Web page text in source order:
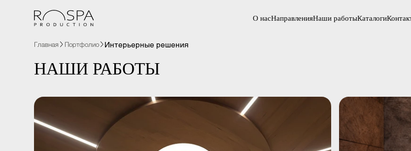
О насНаправленияНаши работыКаталоги
Главная Портфолио Интерьерные решения
НАШИ РАБОТЫ